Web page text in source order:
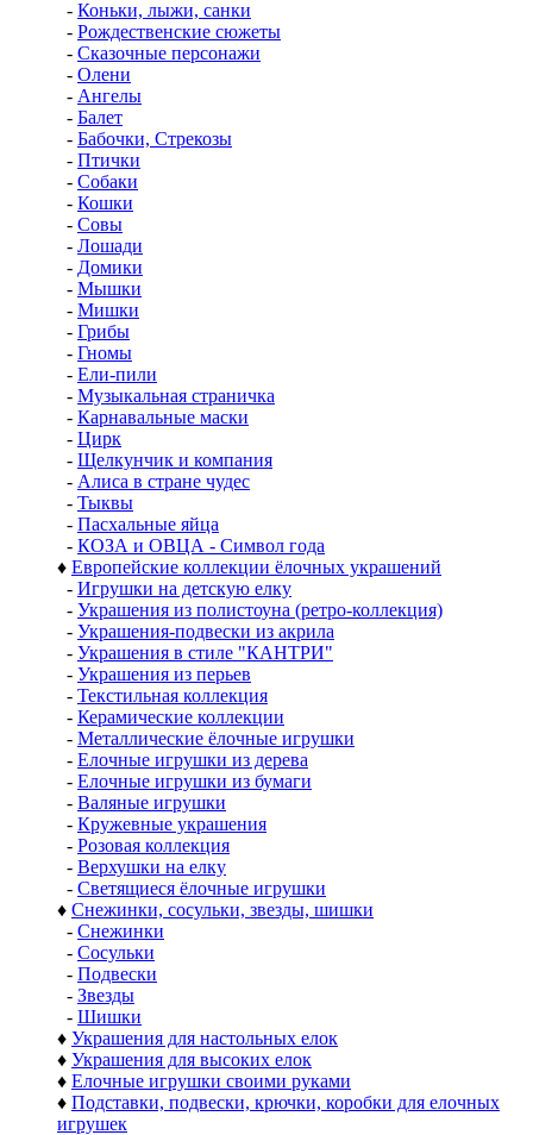
- Коньки, лыжи, санки
- Рождественские сюжеты
- Сказочные персонажи
- Олени
- Ангелы
- Балет
- Бабочки, Стрекозы
- Птички
- Собаки
- Кошки
- Совы
- Лошади
- Домики
- Мышки
- Мишки
- Грибы
- Гномы
- Ели-пили
- Музыкальная страничка
- Карнавальные маски
- Цирк
- Щелкунчик и компания
- Алиса в стране чудес
- Тыквы
- Пасхальные яйца
- КОЗА и ОВЦА - Символ года
♦ Европейские коллекции ёлочных украшений
- Игрушки на детскую елку
- Украшения из полистоуна (ретро-коллекция)
- Украшения-подвески из акрила
- Украшения в стиле "КАНТРИ"
- Украшения из перьев
- Текстильная коллекция
- Керамические коллекции
- Металлические ёлочные игрушки
- Елочные игрушки из дерева
- Елочные игрушки из бумаги
- Валяные игрушки
- Кружевные украшения
- Розовая коллекция
- Верхушки на елку
- Светящиеся ёлочные игрушки
♦ Снежинки, сосульки, звезды, шишки
- Снежинки
- Сосульки
- Подвески
- Звезды
- Шишки
♦ Украшения для настольных елок
♦ Украшения для высоких елок
♦ Елочные игрушки своими руками
♦ Подставки, подвески, крючки, коробки для елочных
игрушек